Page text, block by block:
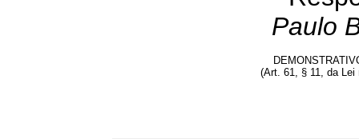
Paulo
(Art. 61, § 11, da Lei